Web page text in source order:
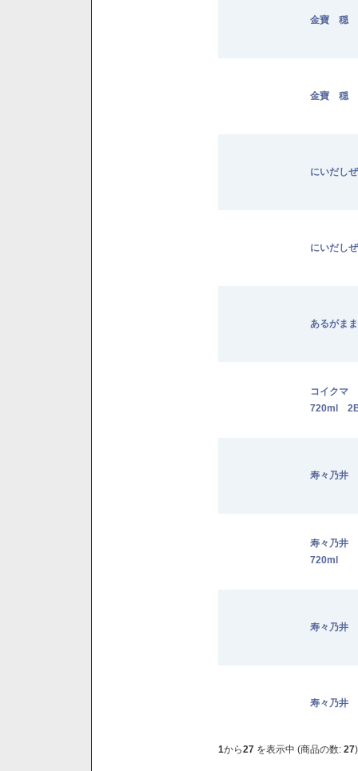
金寶 穏
金寶 穏
にいだし
にいだし
あるがま
コイクマ
720ml
寿々乃井
寿々乃井
720ml
寿々乃井
寿々乃井
1から27 を表示中 (商品の数: 27)